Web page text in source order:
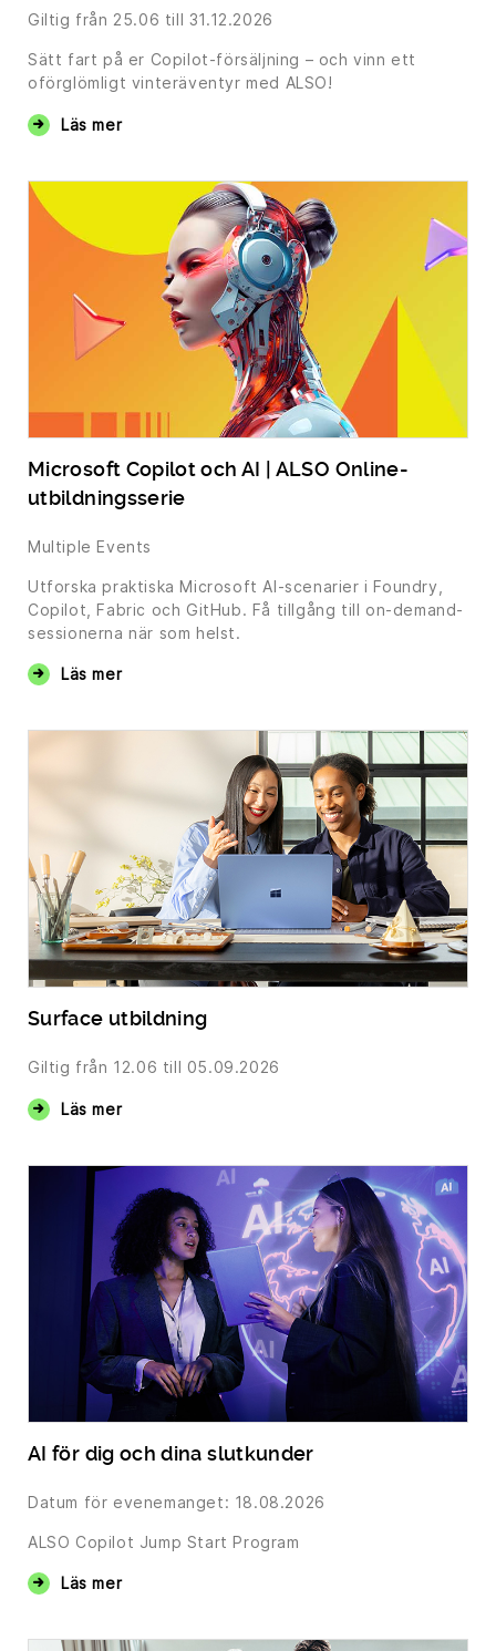
Giltig från 25.06 till 31.12.2026
Sätt fart på er Copilot-försäljning – och vinn ett
oförglömligt vinteräventyr med ALSO!
Läs mer
Microsoft Copilot och AI | ALSO Online-
utbildningsserie
Multiple Events
Utforska praktiska Microsoft AI-scenarier i Foundry,
Copilot, Fabric och GitHub. Få tillgång till on-demand-
sessionerna när som helst.
Läs mer
Surface utbildning
Giltig från 12.06 till 05.09.2026
Läs mer
AI för dig och dina slutkunder
Datum för evenemanget: 18.08.2026
ALSO Copilot Jump Start Program
Läs mer